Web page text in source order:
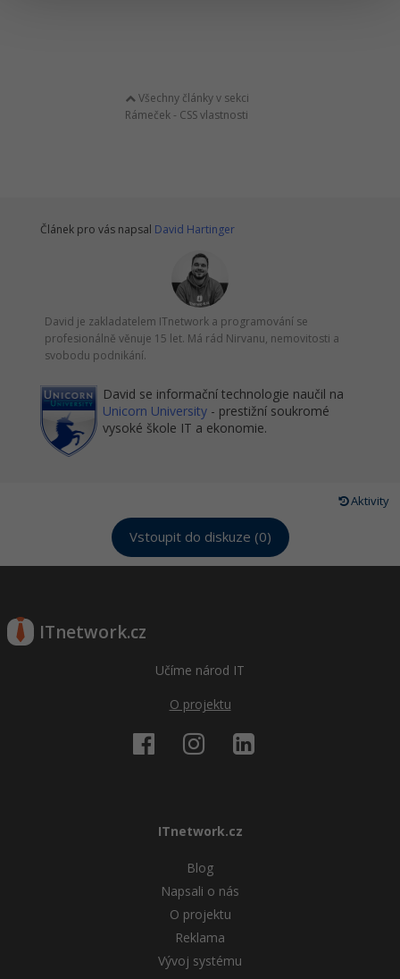
Všechny články v sekci
Rámeček - CSS vlastnosti
Článek pro vás napsal David Hartinger
David je zakladatelem ITnetwork a programování se
profesionálně věnuje 15 let. Má rád Nirvanu, nemovitosti a
svobodu podnikání.
David se informační technologie naučil na
Unicorn University - prestižní soukromé
vysoké škole IT a ekonomie.
Aktivity
Vstoupit do diskuze (0)
ITnetwork.cz
Učíme národ IT
O projektu
ITnetwork.cz
Blog
Napsali o nás
O projektu
Reklama
Vývoj systému